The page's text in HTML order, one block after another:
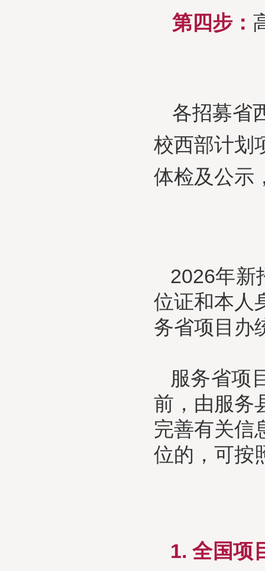
第四步：
各招募省
校西部计划
体检及公示
2026年新
位证和本人
务省项目办
服务省项
前，由服务
完善有关信
位的，可按
1. 全国项